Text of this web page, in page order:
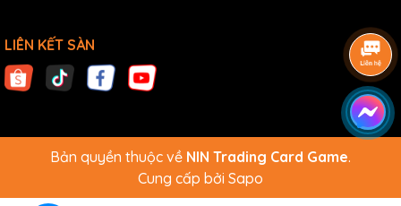
LIÊN KẾT SÀN
Bản quyền thuộc về NIN Trading Card Game.
Cung cấp bởi Sapo